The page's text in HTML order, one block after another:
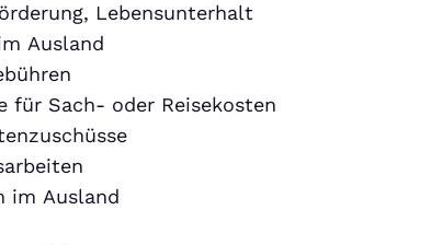
Lebensunterhalt
Ausland
für Sach- oder Reisekosten
im Ausland